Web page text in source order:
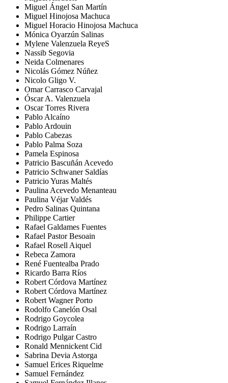
Miguel Ángel San Martín
Miguel Hinojosa Machuca
Miguel Horacio Hinojosa Machuca
Mónica Oyarzún Salinas
Mylene Valenzuela ReyeS
Nassib Segovia
Neida Colmenares
Nicolás Gómez Núñez
Nicolo Gligo V.
Omar Carrasco Carvajal
Óscar A. Valenzuela
Oscar Torres Rivera
Pablo Alcaíno
Pablo Ardouin
Pablo Cabezas
Pablo Palma Soza
Pamela Espinosa
Patricio Bascuñán Acevedo
Patricio Schwaner Saldías
Patricio Yuras Maltés
Paulina Acevedo Menanteau
Paulina Véjar Valdés
Pedro Salinas Quintana
Philippe Cartier
Rafael Galdames Fuentes
Rafael Pastor Besoain
Rafael Rosell Aiquel
Rebeca Zamora
René Fuentealba Prado
Ricardo Barra Ríos
Robert Córdova Martínez
Robert Córdova Martínez
Robert Wagner Porto
Rodolfo Canelón Osal
Rodrigo Goycolea
Rodrigo Larraín
Rodrigo Pulgar Castro
Ronald Mennickent Cid
Sabrina Devia Astorga
Samuel Erices Riquelme
Samuel Fernández